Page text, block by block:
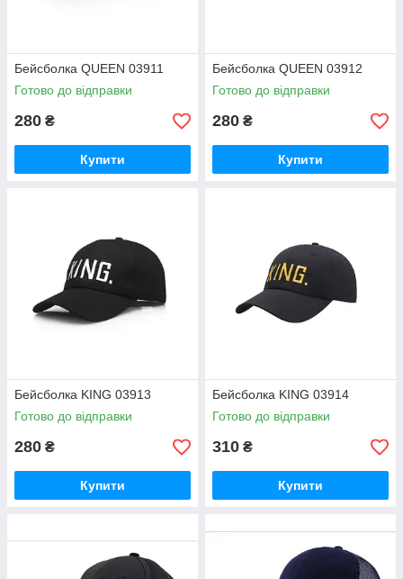
Бейсболка QUEEN 03911
Готово до відправки
280 ₴
Купити
Бейсболка QUEEN 03912
Готово до відправки
280 ₴
Купити
Бейсболка KING 03913
Готово до відправки
280 ₴
Купити
Бейсболка KING 03914
Готово до відправки
310 ₴
Купити